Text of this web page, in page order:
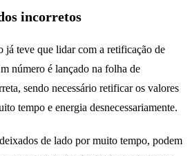
incorretos
já teve que lidar com a retificação de
número é lançado na folha de
sendo necessário retificar os valores
tempo e energia desnecessariamente.
de lado por muito tempo, podem